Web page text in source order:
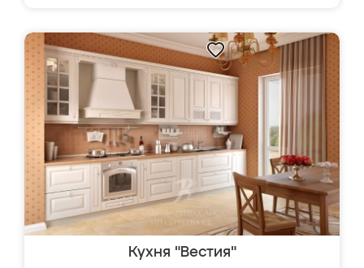
Кухня "Вестия"